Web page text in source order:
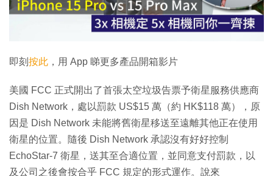
放
影
片
即刻 按此 ，用 App 睇更多產品開箱影片
美國 FCC 正式開出了首張太空垃圾告票予衛星服務供應商
Dish Network，處以罰款 US$15 萬（約 HK$118 萬），原
因是 Dish Network 未能將舊衛星移送至遠離其他正在使用
衛星的位置。隨後 Dish Network 承認沒有好好控制
EchoStar-7 衛星，送其至合適位置，並同意支付罰款，以
及公司之後會按合乎 FCC 規定的形式運作。說來